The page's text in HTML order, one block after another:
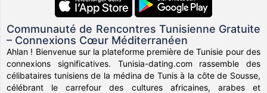
Communauté de Rencontres Tunisienne Gratuite
– Connexions Cœur Méditerranéen
Ahlan ! Bienvenue sur la plateforme première de Tunisie pour des
connexions significatives. Tunisia-dating.com rassemble des
célibataires tunisiens de la médina de Tunis à la côte de Sousse,
célébrant le carrefour des cultures africaines, arabes et